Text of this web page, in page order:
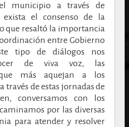
municipio a través de
exista el consenso de la
que resaltó la importancia
entre Gobierno
tipo de diálogos nos
de viva voz, las
más aquejan a los
través de estas jornadas de
conversamos con los
por las diversas
para atender y resolver